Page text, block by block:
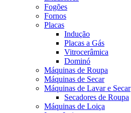
Fogões
Fornos
Placas
Indução
Placas a Gás
Vitrocerâmica
Dominó
Máquinas de Roupa
Máquinas de Secar
Máquinas de Lavar e Secar
Secadores de Roupa
Máquinas de Loiça